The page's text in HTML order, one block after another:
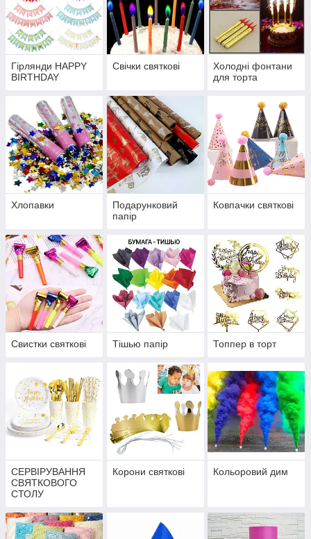
Гірлянди HAPPY
BIRTHDAY
Свічки святкові
Холодні фонтани
для торта
Хлопавки
Подарунковий
папір
Ковпачки святкові
Свистки святкові Тішью папір Топпер в торт
СЕРВІРУВАННЯ
СВЯТКОВОГО
СТОЛУ
Корони святкові Кольоровий дим